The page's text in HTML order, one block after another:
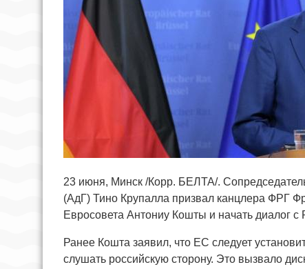
23 июня, Минск /Корр. БЕЛТА/.
(АдГ) Тино Крупалла призвал канцлера ФРГ
Евросовета Антониу Кошты и начать диалог
Ранее Кошта заявил, что ЕС следует
слушать российскую сторону. Это вызвало